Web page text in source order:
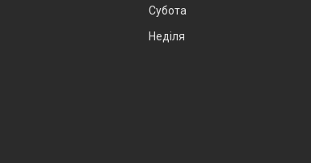
Субота
Неділя